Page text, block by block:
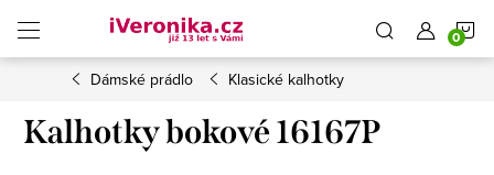
obsah
Dámské prádlo Klasické kalhotky
Kalhotky bokové 16167P